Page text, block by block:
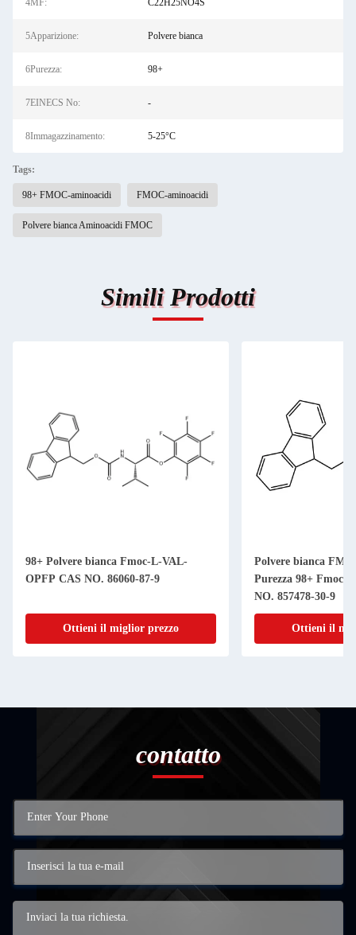
4MF: C22H25NO4S
5Apparizione: Polvere bianca
6Purezza: 98+
7EINECS No: -
8Immagazzinamento: 5-25°C
Tags:
98+ FMOC-aminoacidi FMOC-aminoacidi
Polvere bianca Aminoacidi FMOC
Simili Prodotti
98+ Polvere bianca Fmoc-L-VAL-
OPFP CAS NO. 86060-87-9
Ottieni il miglior prezzo
Polvere bianca
Purezza 98+ Fmoc-
NO. 857478-30-9
Ottieni il
contatto